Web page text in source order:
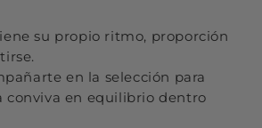
su propio ritmo, proporción
en la selección para
conviva en equilibrio dentro